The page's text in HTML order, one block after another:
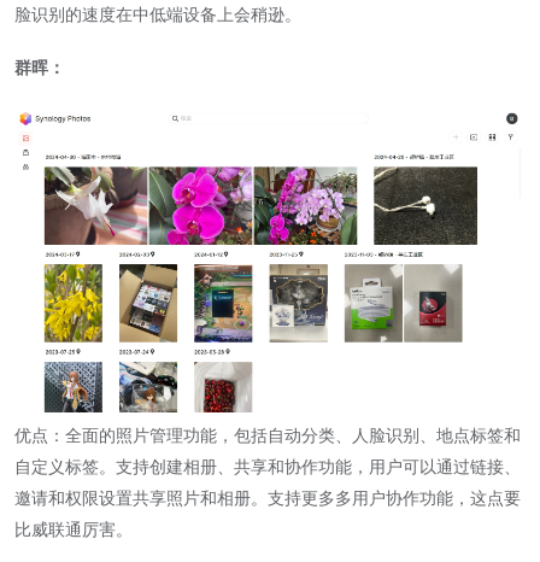
脸识别的速度在中低端设备上会稍逊。
群晖：
优点：全面的照片管理功能，包括自动分类、人脸识别、地点标签和
自定义标签。支持创建相册、共享和协作功能，用户可以通过链接、
邀请和权限设置共享照片和相册。支持更多多用户协作功能，这点要
比威联通厉害。